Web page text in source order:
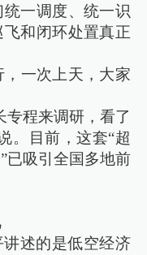
一调度、统一识
和闭环处置真正
，一次上天，大家
专程来调研，看了
。目前，这套“超
已吸引全国多地前
述的是低空经济